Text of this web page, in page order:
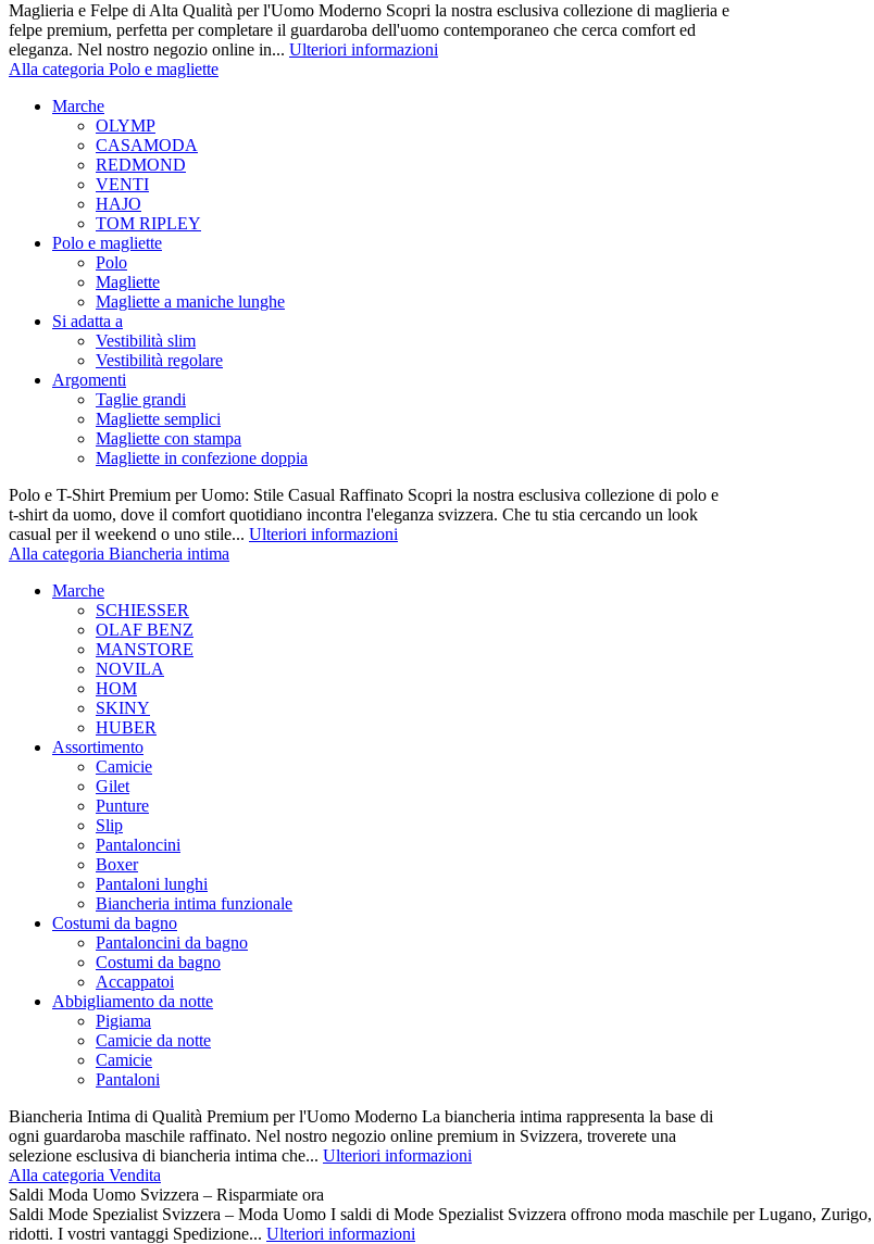
Maglieria e Felpe di Alta Qualità per l'Uomo Moderno Scopri la nostra esclusiva collezione di maglieria e
felpe premium, perfetta per completare il guardaroba dell'uomo contemporaneo che cerca comfort ed
eleganza. Nel nostro negozio online in... Ulteriori informazioni
Alla categoria Polo e magliette
Marche
OLYMP
CASAMODA
REDMOND
VENTI
HAJO
TOM RIPLEY
Polo e magliette
Polo
Magliette
Magliette a maniche lunghe
Si adatta a
Vestibilità slim
Vestibilità regolare
Argomenti
Taglie grandi
Magliette semplici
Magliette con stampa
Magliette in confezione doppia
Polo e T-Shirt Premium per Uomo: Stile Casual Raffinato Scopri la nostra esclusiva collezione di polo e
t-shirt da uomo, dove il comfort quotidiano incontra l'eleganza svizzera. Che tu stia cercando un look
casual per il weekend o uno stile... Ulteriori informazioni
Alla categoria Biancheria intima
Marche
SCHIESSER
OLAF BENZ
MANSTORE
NOVILA
HOM
SKINY
HUBER
Assortimento
Camicie
Gilet
Punture
Slip
Pantaloncini
Boxer
Pantaloni lunghi
Biancheria intima funzionale
Costumi da bagno
Pantaloncini da bagno
Costumi da bagno
Accappatoi
Abbigliamento da notte
Pigiama
Camicie da notte
Camicie
Pantaloni
Biancheria Intima di Qualità Premium per l'Uomo Moderno La biancheria intima rappresenta la base di
ogni guardaroba maschile raffinato. Nel nostro negozio online premium in Svizzera, troverete una
selezione esclusiva di biancheria intima che... Ulteriori informazioni
Alla categoria Vendita
Saldi Moda Uomo Svizzera – Risparmiate ora
Saldi Mode Spezialist Svizzera – Moda Uomo I saldi di Mode Spezialist Svizzera offrono moda maschile per Lugano,
ridotti. I vostri vantaggi Spedizione... Ulteriori informazioni